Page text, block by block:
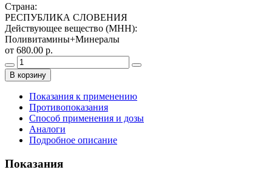
Страна:
РЕСПУБЛИКА СЛОВЕНИЯ
Действующее вещество (МНН):
Поливитамины+Минералы
от 680.00 р.
В корзину
Показания к применению
Противопоказания
Способ применения и дозы
Аналоги
Подробное описание
Показания